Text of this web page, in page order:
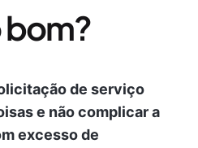
de serviço
e não complicar a
excesso de